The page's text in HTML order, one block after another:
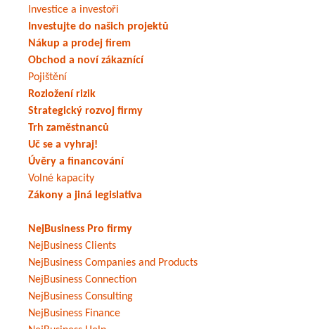
Investice a investoři
Investujte do našich projektů
Nákup a prodej firem
Obchod a noví zákaznící
Pojištění
Rozložení rizik
Strategický rozvoj firmy
Trh zaměstnanců
Uč se a vyhraj!
Úvěry a financování
Volné kapacity
Zákony a jiná legislativa
NejBusiness Pro firmy
NejBusiness Clients
NejBusiness Companies and Products
NejBusiness Connection
NejBusiness Consulting
NejBusiness Finance